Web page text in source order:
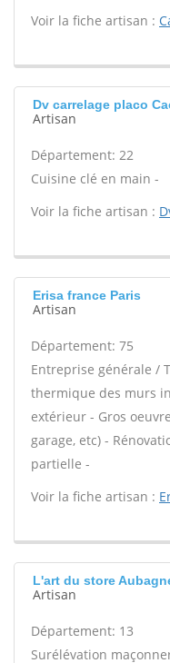
Voir la fiche artisan :
Dv carrelage placo
Artisan
Département: 22
Cuisine clé en main -
Voir la fiche artisan :
Erisa france Paris
Artisan
Département: 75
Entreprise générale /
thermique des murs
extérieur - Gros
garage, etc) -
partielle -
Voir la fiche artisan :
L'art du store
Artisan
Département: 13
Surélévation